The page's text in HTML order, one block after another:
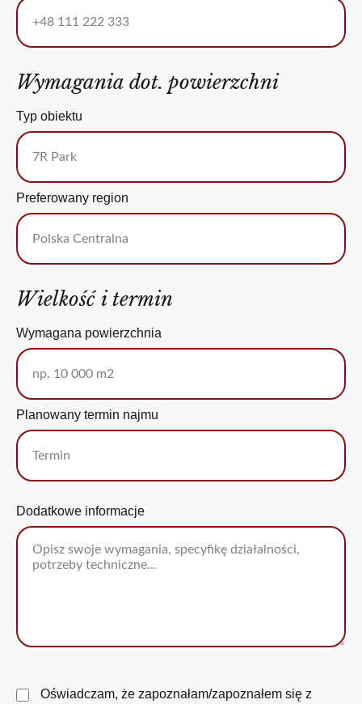
Wymagania dot. powierzchni
Typ obiektu
Preferowany region
Wielkość i termin
Wymagana powierzchnia
Planowany termin najmu
Dodatkowe informacje
Oświadczam, że zapoznałam/zapoznałem się z